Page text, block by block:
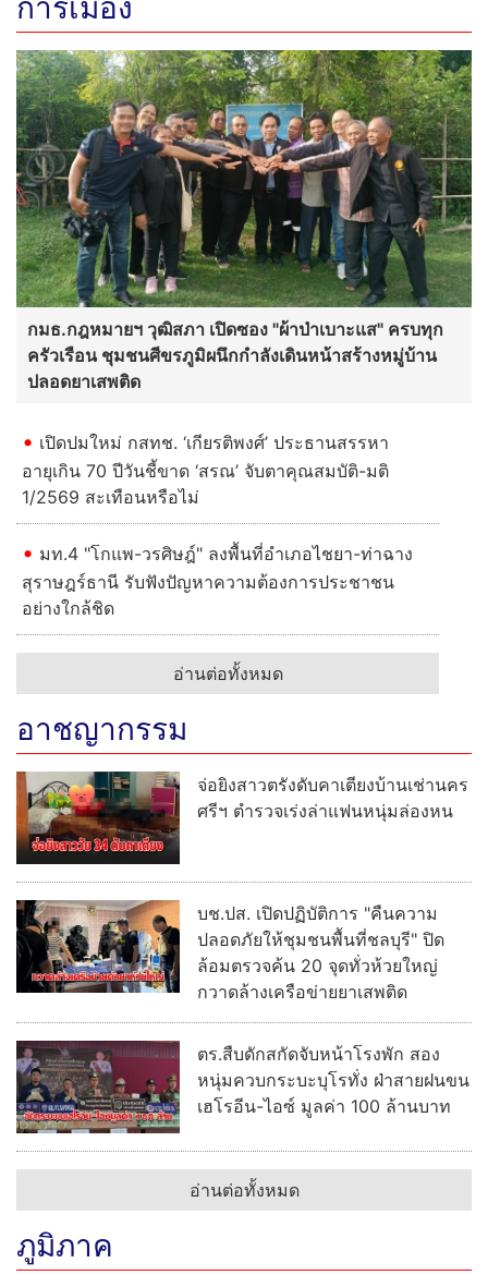
การเมือง
กมธ.กฎหมายฯ วุฒิสภา เปิดซอง "ผ้าป่าเบาะแส" ครบทุก
ครัวเรือน ชุมชนศีขรภูมิผนึกกำลังเดินหน้าสร้างหมู่บ้าน
ปลอดยาเสพติด
เปิดปมใหม่ กสทช. ‘เกียรติพงศ์’ ประธานสรรหา
อายุเกิน 70 ปีวันชี้ขาด ‘สรณ’ จับตาคุณสมบัติ-มติ
1/2569 สะเทือนหรือไม่
มท.4 "โกแพ-วรศิษฎ์" ลงพื้นที่อำเภอไชยา-ท่าฉาง
สุราษฎร์ธานี รับฟังปัญหาความต้องการประชาชน
อย่างใกล้ชิด
อ่านต่อทั้งหมด
อาชญากรรม
จ่อยิงสาวตรังดับคาเตียงบ้านเช่านคร
ศรีฯ ตำรวจเร่งล่าแฟนหนุ่มล่องหน
บช.ปส. เปิดปฏิบัติการ "คืนความ
ปลอดภัยให้ชุมชนพื้นที่ชลบุรี" ปิด
ล้อมตรวจค้น 20 จุดทั่วห้วยใหญ่
กวาดล้างเครือข่ายยาเสพติด
ตร.สืบดักสกัดจับหน้าโรงพัก สอง
หนุ่มควบกระบะบุโรทั่ง ฝ่าสายฝนขน
เฮโรอีน-ไอซ์ มูลค่า 100 ล้านบาท
อ่านต่อทั้งหมด
ภูมิภาค